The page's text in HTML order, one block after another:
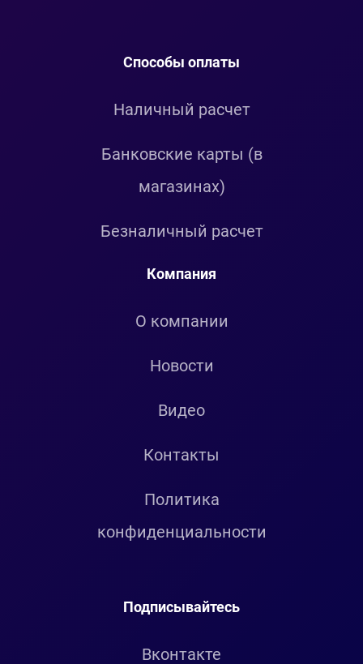
Способы оплаты
Наличный расчет
Банковские карты (в
магазинах)
Безналичный расчет
Компания
О компании
Новости
Видео
Контакты
Политика
конфиденциальности
Подписывайтесь
Вконтакте